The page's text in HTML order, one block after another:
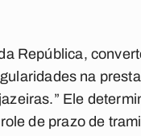
República,
na
Ele
de prazo de